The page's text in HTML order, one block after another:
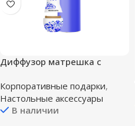
Диффузор матрешка с
Корпоративные подарки,
Настольные аксессуары
В наличии